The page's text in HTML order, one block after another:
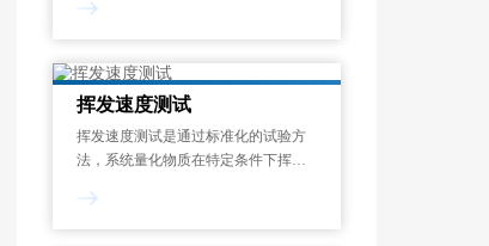
能参数偏离初始设定值的程度的标准
件、工业设备及精密仪器中，关键性
能参数随时间
挥发速度测试
挥发速度测试是通过标准化的试验方
法，系统量化物质在特定条件下挥发
试结果以单位时间的质量损失来表